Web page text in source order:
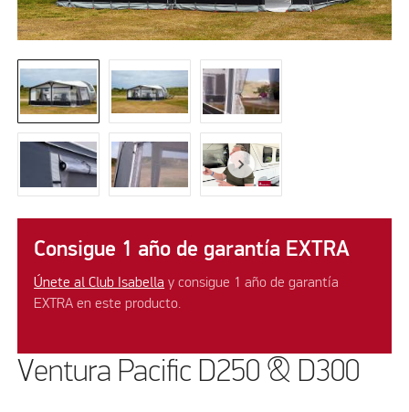
Consigue 1 año de garantía EXTRA
Únete al Club Isabella y consigue 1 año de garantía
EXTRA en este producto.
Ventura Pacific D250 & D300